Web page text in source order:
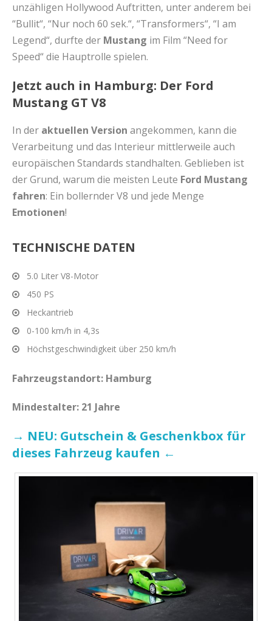
unzähligen Hollywood Auftritten, unter anderem bei
“Bullit“, “Nur noch 60 sek.“, “Transformers“, “I am
Legend“, durfte der Mustang im Film “Need for
Speed“ die Hauptrolle spielen.
Jetzt auch in Hamburg: Der Ford
Mustang GT V8
In der aktuellen Version angekommen, kann die
Verarbeitung und das Interieur mittlerweile auch
europäischen Standards standhalten. Geblieben ist
der Grund, warum die meisten Leute Ford Mustang
fahren: Ein bollernder V8 und jede Menge
Emotionen!
TECHNISCHE DATEN
5.0 Liter V8-Motor
450 PS
Heckantrieb
0-100 km/h in 4,3s
Höchstgeschwindigkeit über 250 km/h
Fahrzeugstandort: Hamburg
Mindestalter: 21 Jahre
→ NEU: Gutschein & Geschenkbox für
dieses Fahrzeug kaufen ←